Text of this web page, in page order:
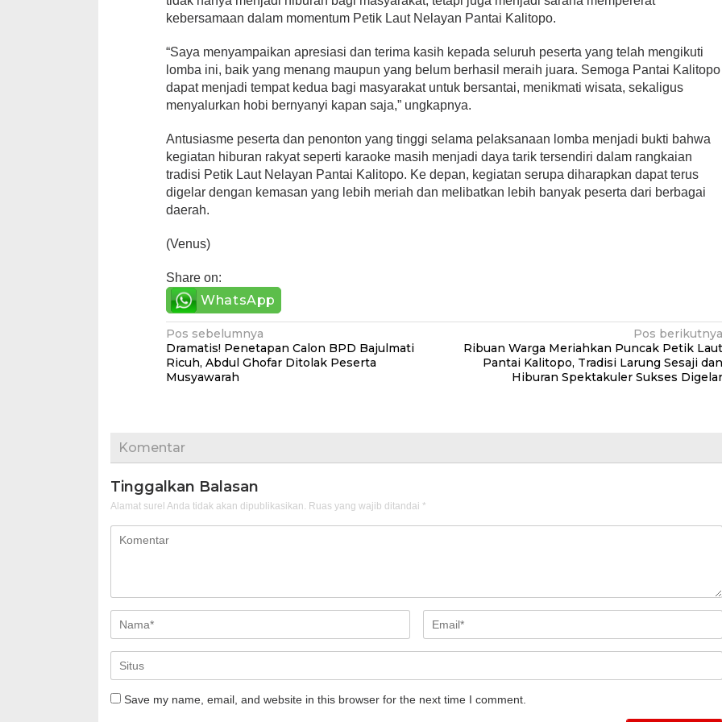
kebersamaan dalam momentum Petik Laut Nelayan Pantai Kalitopo.
“Saya menyampaikan apresiasi dan terima kasih kepada seluruh peserta yang telah mengikuti
lomba ini, baik yang menang maupun yang belum berhasil meraih juara. Semoga Pantai Kalitopo
dapat menjadi tempat kedua bagi masyarakat untuk bersantai, menikmati wisata, sekaligus
menyalurkan hobi bernyanyi kapan saja,” ungkapnya.
Antusiasme peserta dan penonton yang tinggi selama pelaksanaan lomba menjadi bukti bahwa
kegiatan hiburan rakyat seperti karaoke masih menjadi daya tarik tersendiri dalam rangkaian
tradisi Petik Laut Nelayan Pantai Kalitopo. Ke depan, kegiatan serupa diharapkan dapat terus
digelar dengan kemasan yang lebih meriah dan melibatkan lebih banyak peserta dari berbagai
daerah.
(Venus)
Share on:
WhatsApp
Navigasi
pos
Pos sebelumnya
Dramatis! Penetapan Calon BPD Bajulmati
Ricuh, Abdul Ghofar Ditolak Peserta
Musyawarah
Pos berikutnya
Ribuan Warga Meriahkan Puncak Petik Laut
Pantai Kalitopo, Tradisi Larung Sesaji dan
Hiburan Spektakuler Sukses Digelar
Komentar
Tinggalkan Balasan
Alamat surel Anda tidak akan dipublikasikan. Ruas yang wajib ditandai *
Save my name, email, and website in this browser for the next time I comment.